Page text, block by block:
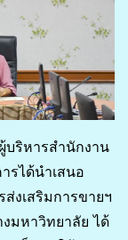
บริหารสำนักงาน
รได้นำเสนอ
งเสริมการขายฯ
มหาวิทยาลัย ได้